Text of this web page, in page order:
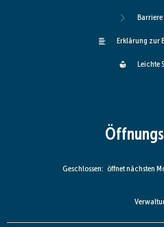
Erklärung zur
Leichte
Klicken, um weitere Öffnungs-
Geschlossen: öffnet nächsten